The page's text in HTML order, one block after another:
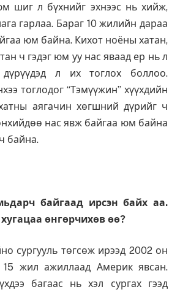
шиг л бүхнийг эхнээс нь хийж,
гарлаа. Бараг 10 жилийн дараа
юм байна. Кихот ноёны хатан,
ч гэдэг юм уу нас яваад ер нь л
л их тоглох боллоо.
тоглодог “Тэмүүжин” хүүхдийн
аягачин хөгшний дүрийг ч
нас явж байгаа юм байна
байна.
байгаад ирсэн байх аа.
өнгөрчихөв өө?
сургууль төгсөж ирээд 2002 он
15 жил ажиллаад Америк явсан.
багаас нь хэл сургах гээд